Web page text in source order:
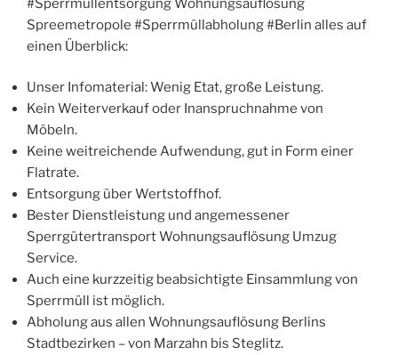
Spreemetropole #Sperrmüllabholung #Berlin alles auf
einen Überblick:
Unser Infomaterial: Wenig Etat, große Leistung.
Kein Weiterverkauf oder Inanspruchnahme von
Möbeln.
Keine weitreichende Aufwendung, gut in Form einer
Flatrate.
Entsorgung über Wertstoffhof.
Bester Dienstleistung und angemessener
Sperrgütertransport Wohnungsauflösung Umzug
Service.
Auch eine kurzzeitig beabsichtigte Einsammlung von
Sperrmüll ist möglich.
Abholung aus allen Wohnungsauflösung Berlins
Stadtbezirken – von Marzahn bis Steglitz.